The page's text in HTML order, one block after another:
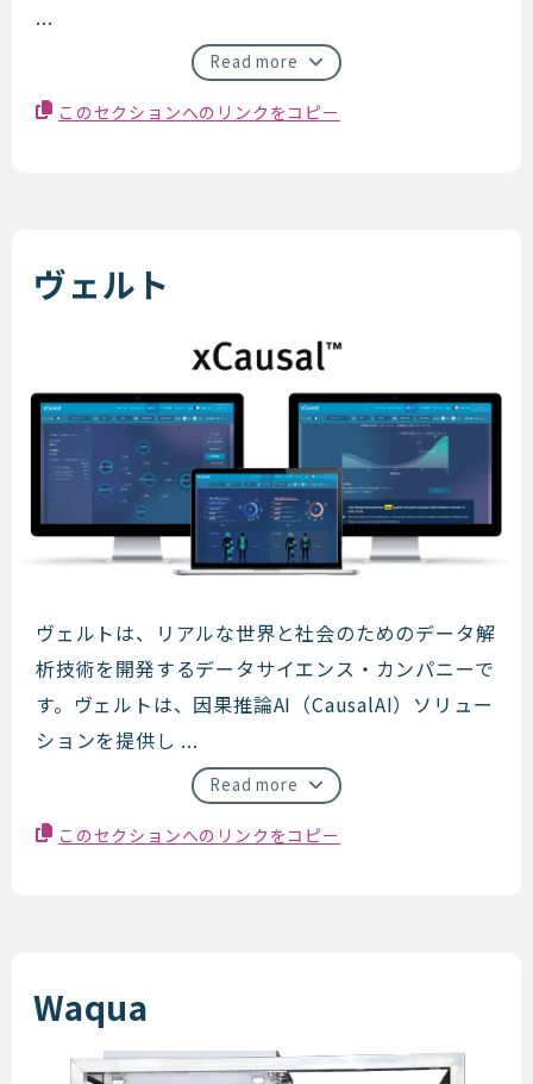
...
Read more
このセクションへのリンクをコピー
ヴェルト
ヴェルト
ヴェルトは、リアルな世界と社会のためのデータ解
析技術を開発するデータサイエンス・カンパニーで
す。ヴェルトは、因果推論AI（CausalAI）ソリュー
ションを提供し ...
Read more
このセクションへのリンクをコピー
Waqua